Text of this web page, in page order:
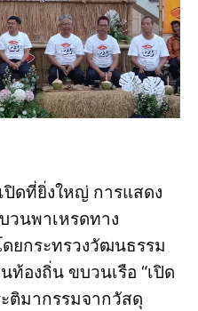
ดที่ยิ่งใหญ่ การแสดง
วนพาเหรดทาง
ยกระทรวงวัฒนธรรม
องถิ่น ขบวนเรือ “เปิด
ะติมากรรมจากวัสดุ